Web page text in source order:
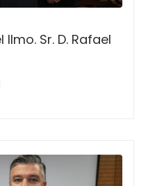
Sr. D. Rafael